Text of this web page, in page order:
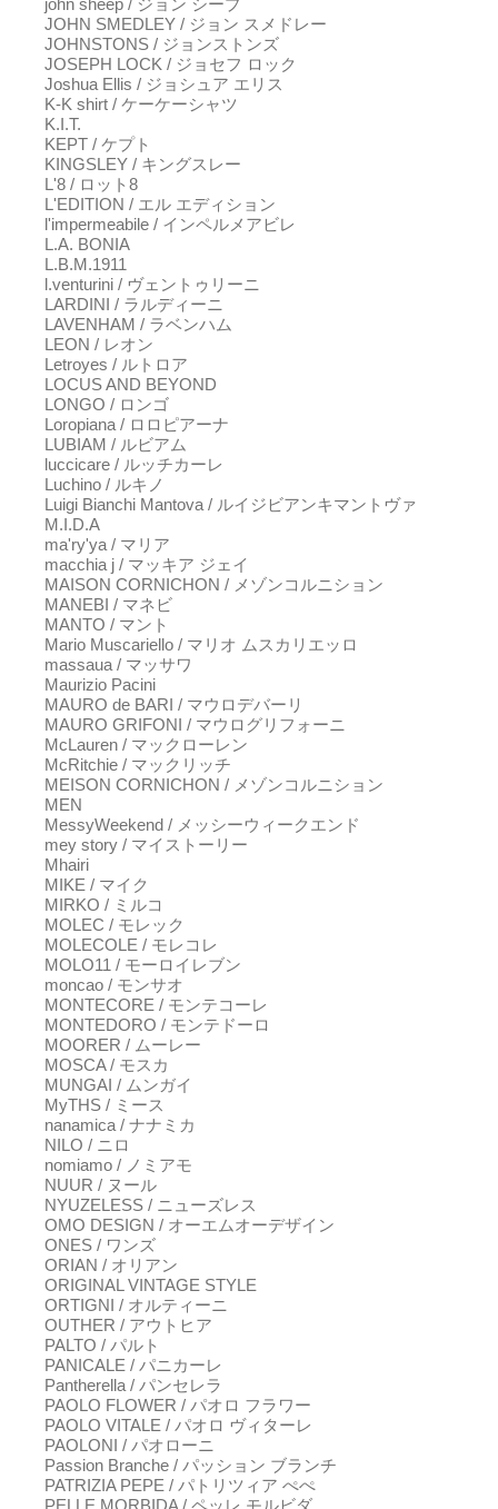
john sheep / ジョン シープ
JOHN SMEDLEY / ジョン スメドレー
JOHNSTONS / ジョンストンズ
JOSEPH LOCK / ジョセフ ロック
Joshua Ellis / ジョシュア エリス
K-K shirt / ケーケーシャツ
K.I.T.
KEPT / ケプト
KINGSLEY / キングスレー
L'8 / ロット8
L'EDITION / エル エディション
l'impermeabile / インペルメアビレ
L.A. BONIA
L.B.M.1911
l.venturini / ヴェントゥリーニ
LARDINI / ラルディーニ
LAVENHAM / ラベンハム
LEON / レオン
Letroyes / ルトロア
LOCUS AND BEYOND
LONGO / ロンゴ
Loropiana / ロロピアーナ
LUBIAM / ルビアム
luccicare / ルッチカーレ
Luchino / ルキノ
Luigi Bianchi Mantova / ルイジビアンキマントヴァ
M.I.D.A
ma'ry'ya / マリア
macchia j / マッキア ジェイ
MAISON CORNICHON / メゾンコルニション
MANEBI / マネビ
MANTO / マント
Mario Muscariello / マリオ ムスカリエッロ
massaua / マッサワ
Maurizio Pacini
MAURO de BARI / マウロデバーリ
MAURO GRIFONI / マウログリフォーニ
McLauren / マックローレン
McRitchie / マックリッチ
MEISON CORNICHON / メゾンコルニション
MEN
MessyWeekend / メッシーウィークエンド
mey story / マイストーリー
Mhairi
MIKE / マイク
MIRKO / ミルコ
MOLEC / モレック
MOLECOLE / モレコレ
MOLO11 / モーロイレブン
moncao / モンサオ
MONTECORE / モンテコーレ
MONTEDORO / モンテドーロ
MOORER / ムーレー
MOSCA / モスカ
MUNGAI / ムンガイ
MyTHS / ミース
nanamica / ナナミカ
NILO / ニロ
nomiamo / ノミアモ
NUUR / ヌール
NYUZELESS / ニューズレス
OMO DESIGN / オーエムオーデザイン
ONES / ワンズ
ORIAN / オリアン
ORIGINAL VINTAGE STYLE
ORTIGNI / オルティーニ
OUTHER / アウトヒア
PALTO / パルト
PANICALE / パニカーレ
Pantherella / パンセレラ
PAOLO FLOWER / パオロ フラワー
PAOLO VITALE / パオロ ヴィターレ
PAOLONI / パオローニ
Passion Branche / パッション ブランチ
PATRIZIA PEPE / パトリツィア ぺぺ
PELLE MORBIDA / ペッレ モルビダ